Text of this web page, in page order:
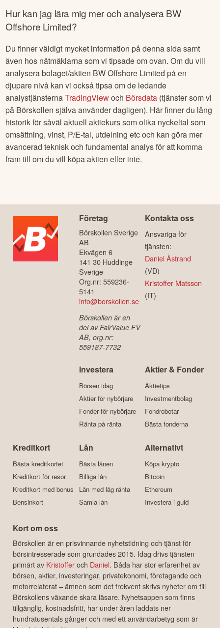
Hur kan jag lära mig mer och analyseraBW
Offshore Limited?
Du finner väldigt mycket information på denna sida samt
även hos nätmäklarna som vi tipsade om ovan. Om du vill
analysera bolaget/aktien BW Offshore Limited på en
djupare nivå kan vi också tipsa om de ledande
analystjänsternaTradingViewoch Börsdata (tjänster som vi
på Börskollen själva använder dagligen). Här finner du lång
historik för såväl aktuell aktiekurs som olika nyckeltal som
omsättning, vinst, P/E-tal, utdelning etc och kan göra mer
avancerad teknisk och fundamental analys för att komma
fram till om du vill köpa aktien eller inte.
Företag
Börskollen Sverige
AB
Ekvägen 6
141 30 Huddinge
Sverige
Org.nr: 559236-
5141
info@borskollen.se
Börskollen är en
del av FairValue FV
AB, org.nr:
559187-7732
Kontakta oss
Ansvariga för
tjänsten:
Daniel Åstrand
(VD)
Kristoffer Matsson
(IT)
Investera
Börsen idag
Aktier för nybörjare
Fonder för nybörjare
Ränta på ränta
Aktier & Fonder
Aktietips
Investmentbolag
Fondrobotar
Bästa fonderna
Kreditkort
Bästa kreditkortet
Kreditkort för resor
Kreditkort med bonus
Bensinkort
Lån
Bästa lånen
Billiga lån
Lån med låg ränta
Samla lån
Alternativt
Köpa krypto
Bitcoin
Ethereum
Investera i guld
Kort om oss
Börskollen är en prisvinnande nyhetstidning och tjänst för
börsintresserade som grundades 2015. Idag drivs tjänsten
primärt av Kristofferoch Daniel. Båda har stor erfarenhet av
börsen, aktier, investeringar, privatekonomi, företagande och
motorrelaterat – ämnen som det frekvent skrivs nyheter om till
Börskollens växande skara läsare. Nyhetsappen som finns
tillgänglig, kostnadsfritt, har under åren laddats ner
hundratusentals gånger och med ett användarbetyg som är